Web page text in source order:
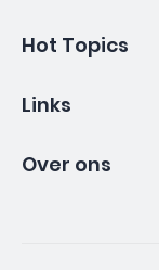
Hot Topics
Links
Over ons